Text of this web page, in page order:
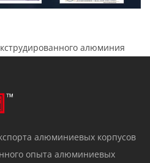
алюминия
алюминиевых корпусов
опыта алюминиевых